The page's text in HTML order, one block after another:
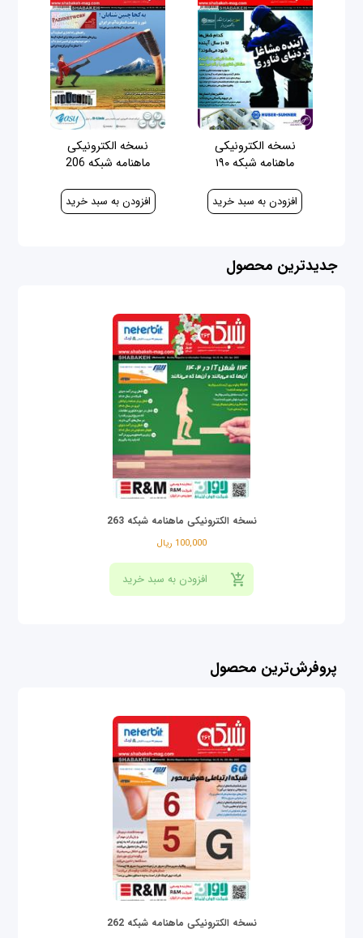
جدیدترین محصول
نسخه الکترونیکی ماهنامه شبکه 263
100,000 ریال
پروفرش‌ترین محصول
نسخه الکترونیکی ماهنامه شبکه 262
نسخه الکترونیکی
ماهنامه شبکه ۱۹۰
نسخه الکترونیکی
ماهنامه شبکه 206